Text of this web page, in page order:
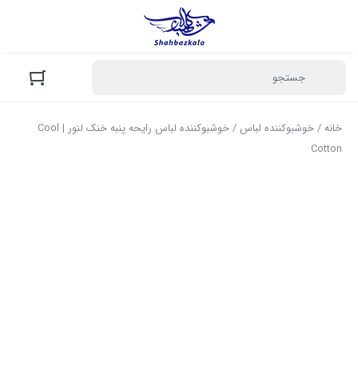
خانه/خوشبوکننده لباس
/ خوشبوکننده لباس رایحه پنبه خنک لنور | Cool
Cotton